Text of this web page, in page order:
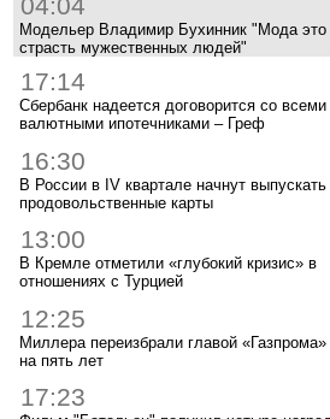
Модельер Владимир Бухинник "Мода это
страсть мужественных людей"
17:14
Сбербанк надеется договорится со всеми
валютными ипотечниками – Греф
16:30
В России в IV квартале начнут выпускать
продовольственные карты
13:00
В Кремле отметили «глубокий кризис» в
отношениях с Турцией
12:25
Миллера переизбрали главой
на пять лет
17:23